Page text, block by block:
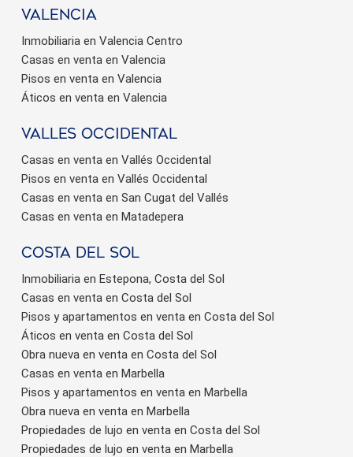
valencia
Inmobiliaria en Valencia Centro
Casas en venta en Valencia
Pisos en venta en Valencia
Áticos en venta en Valencia
valles occidental
Casas en venta en Vallés Occidental
Pisos en venta en Vallés Occidental
Casas en venta en San Cugat del Vallés
Casas en venta en Matadepera
Costa del sol
Inmobiliaria en Estepona, Costa del Sol
Casas en venta en Costa del Sol
Pisos y apartamentos en venta en Costa del Sol
Áticos en venta en Costa del Sol
Obra nueva en venta en Costa del Sol
Casas en venta en Marbella
Pisos y apartamentos en venta en Marbella
Obra nueva en venta en Marbella
Propiedades de lujo en venta en Costa del Sol
Propiedades de lujo en venta en Marbella